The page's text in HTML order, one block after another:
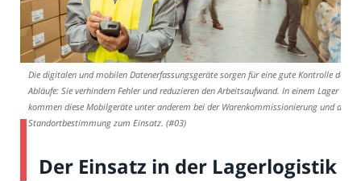
Die digitalen und mobilen Datenerfassungsgeräte sorgen für eine gute Kontrolle der
Abläufe: Sie verhindern Fehler und reduzieren den Arbeitsaufwand. In einem Lager
kommen diese Mobilgeräte unter anderem bei der Warenkommissionierung und der
Standortbestimmung zum Einsatz. (#03)
Der Einsatz in der Lagerlogistik